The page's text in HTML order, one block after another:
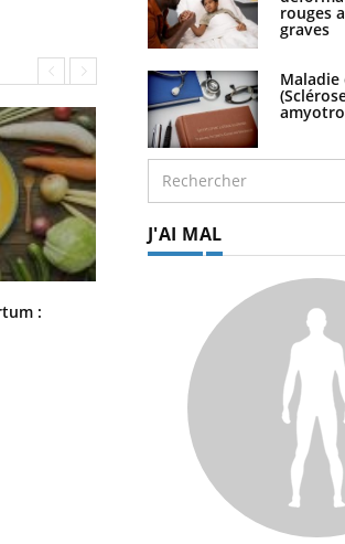
: Comment nous percevons
et le froid : une recherche
rouges
graves
Maladie
J'AI MAL